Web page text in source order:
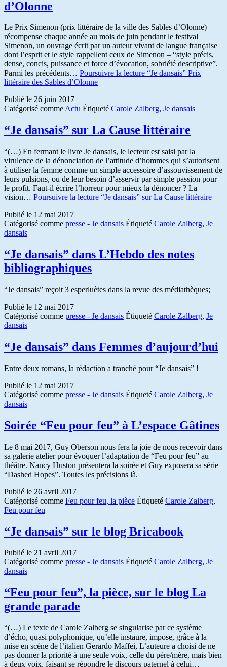
d’Olonne
Le Prix Simenon (prix littéraire de la ville des Sables d’Olonne)
récompense chaque année au mois de juin pendant le festival
Simenon, un ouvrage écrit par un auteur vivant de langue française
dont l’esprit et le style rappellent ceux de Simenon – “style précis,
dense, concis, puissance et force d’évocation, sobriété descriptive”.
Parmi les précédents… Poursuivre la lecture “Je dansais” Prix
littéraire des Sables d’Olonne
Publié le 26 juin 2017
Catégorisé commeActu Étiqueté Carole Zalberg, Je dansais
“Je dansais” sur La Cause littéraire
“(…) En fermant le livre Je dansais, le lecteur est saisi par la
virulence de la dénonciation de l’attitude d’hommes qui s’autorisent
à utiliser la femme comme un simple accessoire d’assouvissement de
leurs pulsions, ou de leur besoin d’asservir par simple passion pour
le profit. Faut-il écrire l’horreur pour mieux la dénoncer ? La
vision… Poursuivre la lecture “Je dansais” sur La Cause littéraire
Publié le 12 mai 2017
Catégorisé comme presse - Je dansais Étiqueté Carole Zalberg, Je
dansais
“Je dansais” dans L’Hebdo des notes
bibliographiques
“Je dansais” reçoit 3 esperluètes dans la revue des médiathèques;
Publié le 12 mai 2017
Catégorisé comme presse - Je dansais Étiqueté Carole Zalberg, Je
dansais
“Je dansais” dans Femmes d’aujourd’hui
Entre deux romans, la rédaction a tranché pour “Je dansais” !
Publié le 12 mai 2017
Catégorisé comme presse - Je dansais Étiqueté Carole Zalberg, Je
dansais
Soirée “Feu pour feu” à L’espace Gâtines
Le 8 mai 2017, Guy Oberson nous fera la joie de nous recevoir dans
sa galerie atelier pour évoquer l’adaptation de “Feu pour feu” au
théâtre. Nancy Huston présentera la soirée et Guy exposera sa série
“Dashed Hopes”. Toutes les précisions là.
Publié le 26 avril 2017
Catégorisé comme Feu pour feu, la pièce Étiqueté Carole Zalberg,
Feu pour feu
“Je dansais” sur le blog Bricabook
Publié le 21 avril 2017
Catégorisé comme presse - Je dansais Étiqueté Carole Zalberg, Je
dansais
“Feu pour feu”, la pièce, sur le blog La
grande parade
“(…) Le texte de Carole Zalberg se singularise par ce système
d’écho, quasi polyphonique, qu’elle instaure, impose, grâce à la
mise en scène de l’italien Gerardo Maffei, L’auteure a choisi de ne
pas donner la priorité à une seule voix, celle du père/mère, mais bien
à deux voix, faisant se répondre le discours paternel à celui…